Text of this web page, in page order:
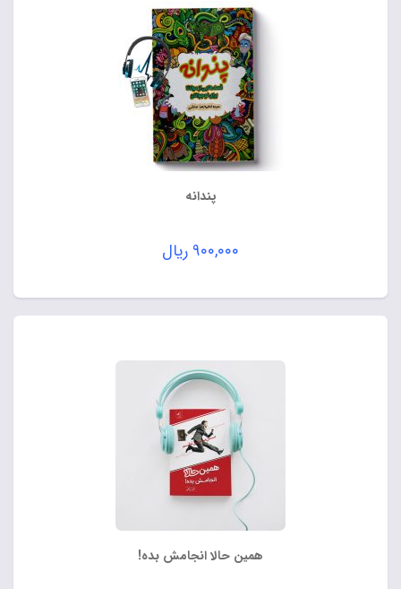
پندانه
۹۰۰,۰۰۰ ریال
همین حالا انجامش بده!